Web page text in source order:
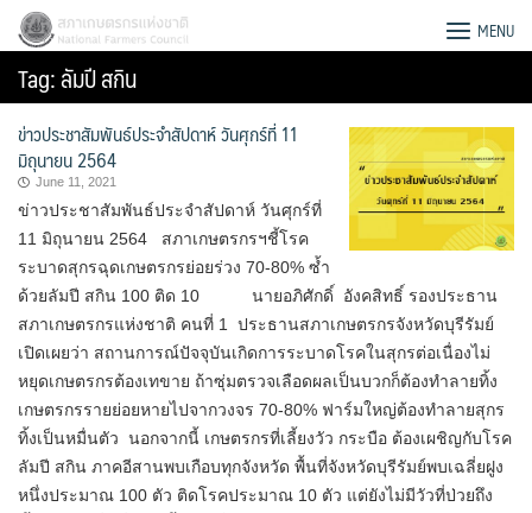
Skip
content
Search
for:
สภาเกษตรกรแห่งชาติ MENU
Tag:ลัมปี สกิน
ข่าวประชาสัมพันธ์ประจำสัปดาห์ วันศุกร์ที่ 11
มิถุนายน 2564
June 11, 2021
ข่าวประชาสัมพันธ์ประจำสัปดาห์ วันศุกร์ที่
11 มิถุนายน 2564 สภาเกษตรกรฯชี้โรค
ระบาดสุกรฉุดเกษตรกรย่อยร่วง 70-80% ซ้ำ
ด้วยลัมปี สกิน 100 ติด 10 นายอภิศักดิ์ อังคสิทธิ์ รองประธาน
สภาเกษตรกรแห่งชาติ คนที่ 1 ประธานสภาเกษตรกรจังหวัดบุรีรัมย์
เปิดเผยว่า สถานการณ์ปัจจุบันเกิดการระบาดโรคในสุกรต่อเนื่องไม่
หยุดเกษตรกรต้องเทขาย ถ้าซุ่มตรวจเลือดผลเป็นบวกก็ต้องทำลายทิ้ง
เกษตรกรรายย่อยหายไปจากวงจร 70-80% ฟาร์มใหญ่ต้องทำลายสุกร
ทิ้งเป็นหมื่นตัว นอกจากนี้ เกษตรกรที่เลี้ยงวัว กระบือ ต้องเผชิญกับโรค
ลัมปี สกิน ภาคอีสานพบเกือบทุกจังหวัด พื้นที่จังหวัดบุรีรัมย์พบเฉลี่ยฝูง
หนึ่งประมาณ 100 ตัว ติดโรคประมาณ 10 ตัว แต่ยังไม่มีวัวที่ป่วยถึง